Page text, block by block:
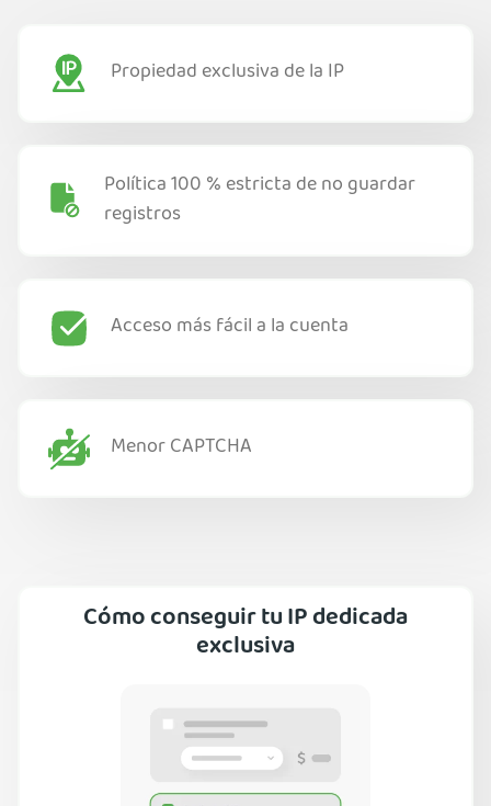
Propiedad exclusiva de la IP
Política 100 % estricta de no guardar
registros
Acceso más fácil a la cuenta
Menor CAPTCHA
Cómo conseguir tu IP dedicada
exclusiva